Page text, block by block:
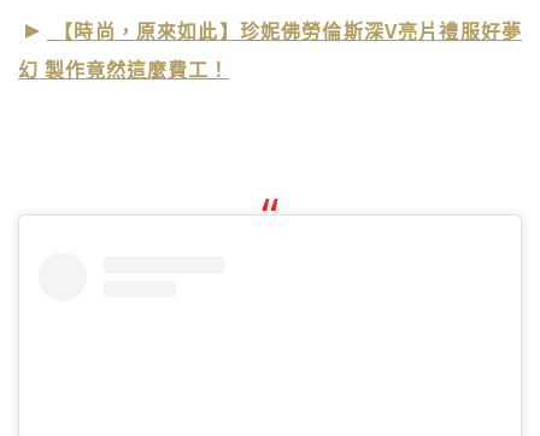
【時尚，原來如此】珍妮佛勞倫斯深V亮片禮服好夢
幻 製作竟然這麼費工！